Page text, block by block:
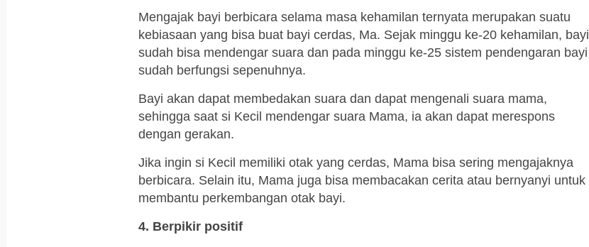
Mengajak bayi berbicara selama masa kehamilan ternyata merupakan suatu
kebiasaan yang bisa buat bayi cerdas, Ma. Sejak minggu ke-20 kehamilan, bayi
sudah bisa mendengar suara dan pada minggu ke-25 sistem pendengaran bayi
sudah berfungsi sepenuhnya.
Bayi akan dapat membedakan suara dan dapat mengenali suara mama,
sehingga saat si Kecil mendengar suara Mama, ia akan dapat merespons
dengan gerakan.
Jika ingin si Kecil memiliki otak yang cerdas, Mama bisa sering mengajaknya
berbicara. Selain itu, Mama juga bisa membacakan cerita atau bernyanyi untuk
membantu perkembangan otak bayi.
4. Berpikir positif